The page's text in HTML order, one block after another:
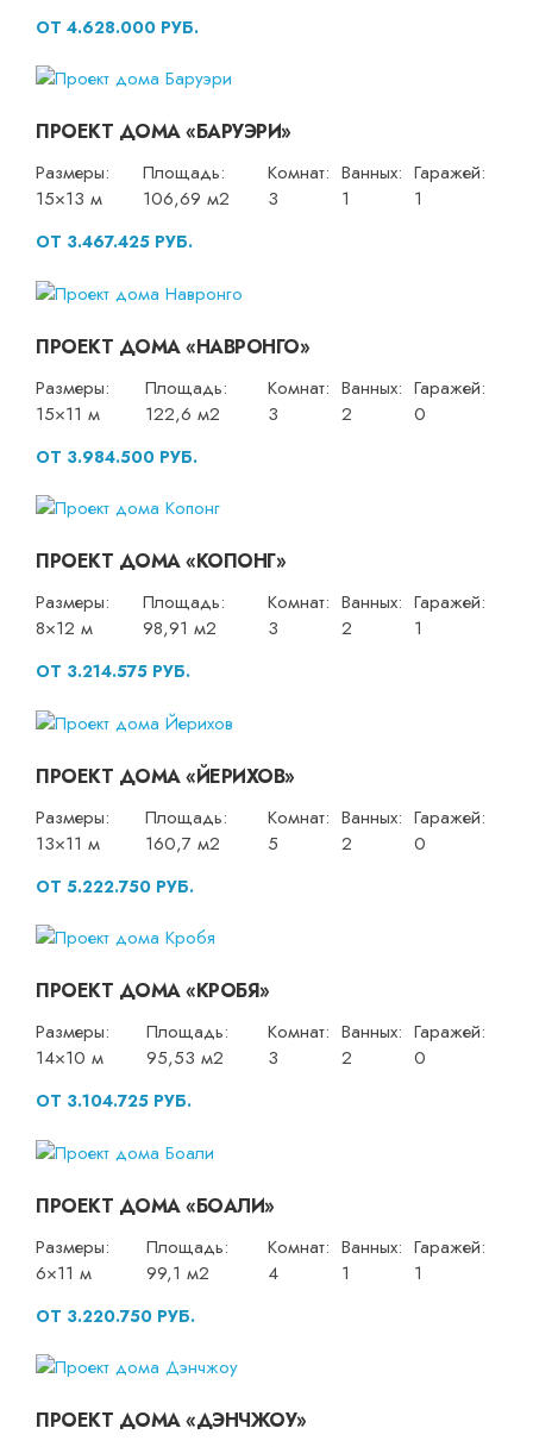
ОТ 4.628.000 РУБ.
ПРОЕКТ ДОМА «БАРУЭРИ»
Размеры:
15×13 м
Площадь:
106,69 м2
Комнат:
3
Ванных:
1
Гаражей:
1
ОТ 3.467.425 РУБ.
ПРОЕКТ ДОМА «НАВРОНГО»
Размеры:
15×11 м
Площадь:
122,6 м2
Комнат:
3
Ванных:
2
Гаражей:
0
ОТ 3.984.500 РУБ.
ПРОЕКТ ДОМА «КОПОНГ»
Размеры:
8×12 м
Площадь:
98,91 м2
Комнат:
3
Ванных:
2
Гаражей:
1
ОТ 3.214.575 РУБ.
ПРОЕКТ ДОМА «ЙЕРИХОВ»
Размеры:
13×11 м
Площадь:
160,7 м2
Комнат:
5
Ванных:
2
Гаражей:
0
ОТ 5.222.750 РУБ.
ПРОЕКТ ДОМА «КРОБЯ»
Размеры:
14×10 м
Площадь:
95,53 м2
Комнат:
3
Ванных:
2
Гаражей:
0
ОТ 3.104.725 РУБ.
ПРОЕКТ ДОМА «БОАЛИ»
Размеры:
6×11 м
Площадь:
99,1 м2
Комнат:
4
Ванных:
1
Гаражей:
1
ОТ 3.220.750 РУБ.
ПРОЕКТ ДОМА «ДЭНЧЖОУ»